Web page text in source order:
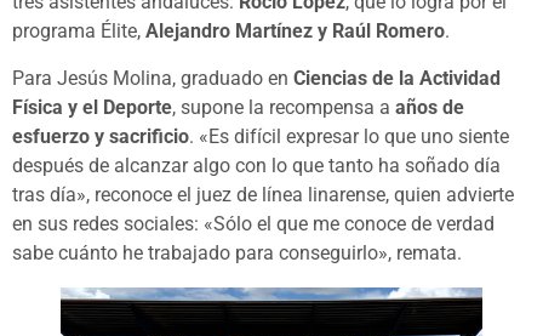
programa Élite, Alejandro Martínez y Raúl Romero.
Para Jesús Molina, graduado en Ciencias de la Actividad
Física y el Deporte, supone la recompensa a años de
esfuerzo y sacrificio. «Es difícil expresar lo que uno siente
después de alcanzar algo con lo que tanto ha soñado día
tras día», reconoce el juez de línea linarense, quien advierte
en sus redes sociales: «Sólo el que me conoce de verdad
sabe cuánto he trabajado para conseguirlo», remata.